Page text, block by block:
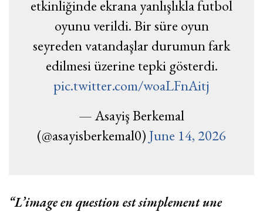
etkinliğinde ekrana yanlışlıkla futbol
oyunu verildi. Bir süre oyun
seyreden vatandaşlar durumun fark
edilmesi üzerine tepki gösterdi.
pic.twitter.com/woaLFnAitj
— Asayiş Berkemal
(@asayisberkemal0)June 14, 2026
“L’image en question est simplement une